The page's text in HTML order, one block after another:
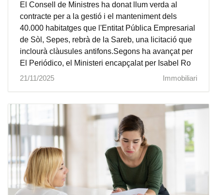
El Consell de Ministres ha donat llum verda al
contracte per a la gestió i el manteniment dels
40.000 habitatges que l'Entitat Pública Empresarial
de Sòl, Sepes, rebrà de la Sareb, una licitació que
inclourà clàusules antifons.Segons ha avançat per
El Periódico, el Ministeri encapçalat per Isabel Ro
21/11/2025
Immobiliari